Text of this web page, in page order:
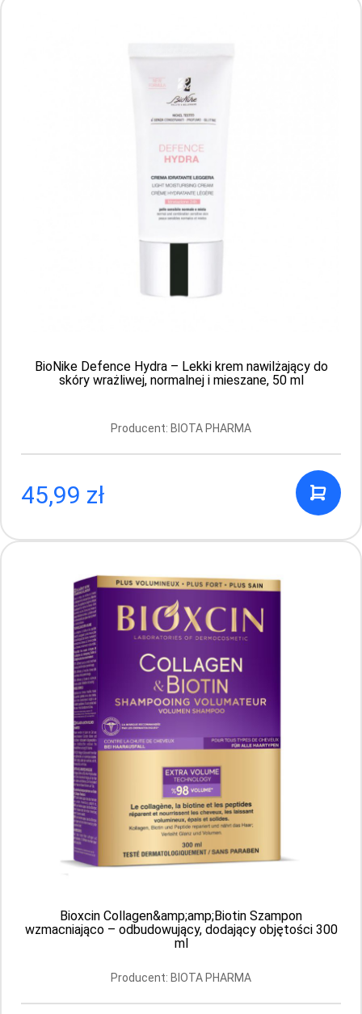
Producent: BIOTA PHARMA
Aktualnie brak
Bioblas – ziołowy, przeciwłupieżowy
szampon z odżywką (2 w 1) z cynkiem i
Producent: BIOTA PHARMA
19.28 PLN
nasion pokrzywy przeciw wypadaniu włosów
BioNike Defence Hydra – Lekki krem nawilżający do
skóry wrażliwej, normalnej i mieszane, 50 ml
Producent: BIOTA PHARMA
45,99 zł
Bioxcin Collagen&amp;amp;Biotin Szampon
wzmacniająco – odbudowujący, dodający objętości 300
ml
Producent: BIOTA PHARMA